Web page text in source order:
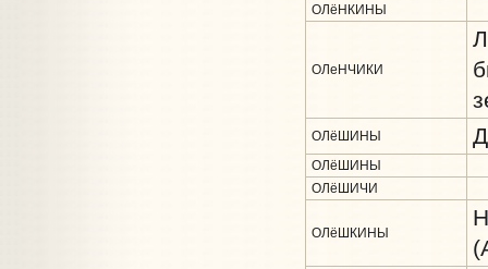
ОЛёНКИНЫ
ОЛеНЧИКИ
ОЛёШИНЫ
ОЛёШИНЫ
ОЛёШИЧИ
ОЛёШКИНЫ